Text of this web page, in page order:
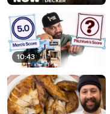
10:43